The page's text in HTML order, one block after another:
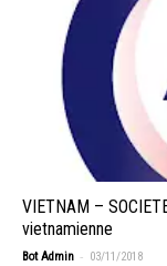
VIETNAM –
vietnamienne
Bot Admin - 03/11/2018